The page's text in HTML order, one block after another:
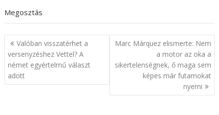
Megosztás
Bejegyzés
navigáció
Valóban visszatérhet a
versenyzéshez Vettel? A
német egyértelmű választ
adott
Marc Márquez elismerte: Nem
a motor az oka a
sikertelenségnek, ő maga sem
képes már futamokat
nyerni